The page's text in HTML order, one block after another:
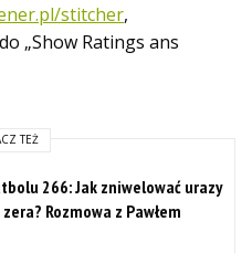
stitcher,
„Show Ratings ans
TEŻ
266: Jak zniwelować urazy
Rozmowa z Pawłem